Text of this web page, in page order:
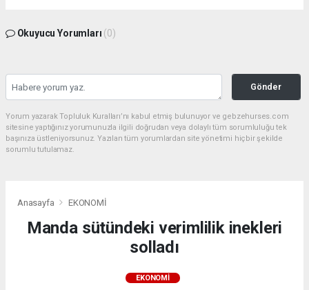
Okuyucu Yorumları (0)
Gönder
Yorum yazarak Topluluk Kuralları’nı kabul etmiş bulunuyor ve gebzehurses.com
sitesine yaptığınız yorumunuzla ilgili doğrudan veya dolaylı tüm sorumluluğu tek
başınıza üstleniyorsunuz. Yazılan tüm yorumlardan site yönetimi hiçbir şekilde
sorumlu tutulamaz.
Anasayfa EKONOMİ
Manda sütündeki verimlilik inekleri
solladı
EKONOMİ